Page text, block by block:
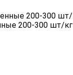
200-300 шт/кг